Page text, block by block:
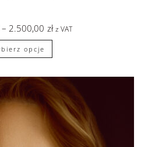
– 2.500,00 zł z VAT
opcje